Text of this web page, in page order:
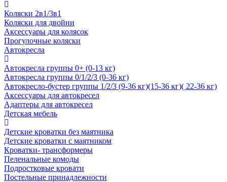
Коляски 2в1/3в1
Коляски для двойни
Аксессуары для колясок
Прогулочные коляски
Автокресла
Автокресла группы 0+ (0-13 кг)
Автокресла группы 0/1/2/3 (0-36 кг)
Автокресло-бустер группы 1/2/3 (9-36 кг)(15-36 кг)( 22-36 кг)
Аксессуары для автокресел
Адаптеры для автокресел
Детская мебель
Детские кроватки без маятника
Детские кроватки с маятником
Кроватки- трансформеры
Пеленальные комоды
Подростковые кровати
Постельные принадлежности